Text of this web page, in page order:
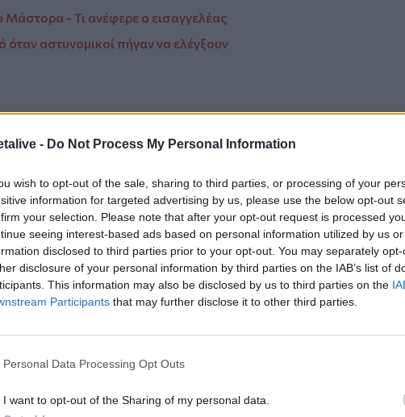
- Do Not Process My Personal Information
wish to opt-out of the sale, sharing to third parties, or processing of your
information for targeted advertising by us, please use the below opt-out
your selection. Please note that after your opt-out request is processed
seeing interest-based ads based on personal information utilized by us
disclosed to third parties prior to your opt-out. You may separately
disclosure of your personal information by third parties on the IAB’s list of
This information may also be disclosed by us to third parties on the
Participants that may further disclose it to other third parties.
Personal Data Processing Opt Outs
I want to opt-out of the Sharing of my personal data.
- Τι ανέφερε ο εισαγγελέας
αστυνομικοί πήγαν να ελέγξουν
στοGoogle Newsκαι στοFacebook
κανάλι μας στοYouTube